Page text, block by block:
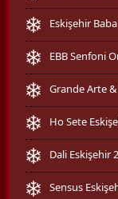
Eskişehir
EBB Senfoni
Grande Arte &
Ho Sete
Dali Eskişehir
Sensus